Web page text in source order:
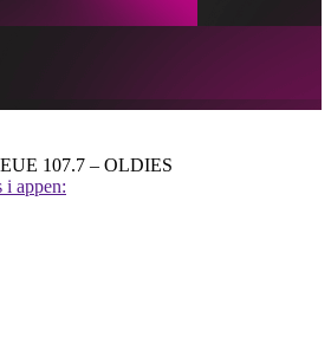
107.7 – OLDIES
i appen: